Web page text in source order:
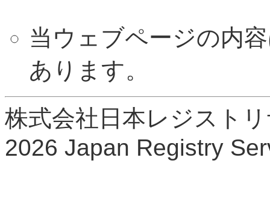
当ウェブページの内
あります。
株式会社日本レジスト
2026 Japan Registry